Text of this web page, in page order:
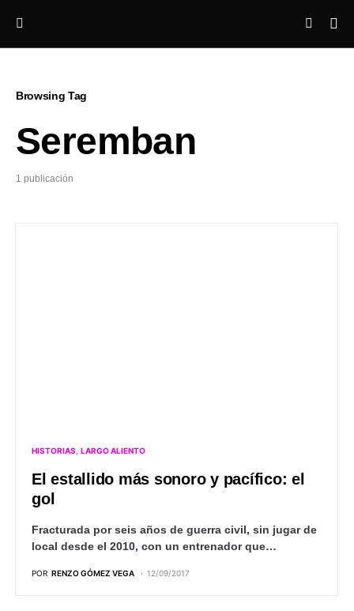
Browsing Tag
Seremban
1 publicación
HISTORIAS LARGO ALIENTO
El estallido más sonoro y pacífico: el
gol
Fracturada por seis años de guerra civil, sin jugar de
local desde el 2010, con un entrenador que…
POR RENZO GÓMEZ VEGA 12/09/2017